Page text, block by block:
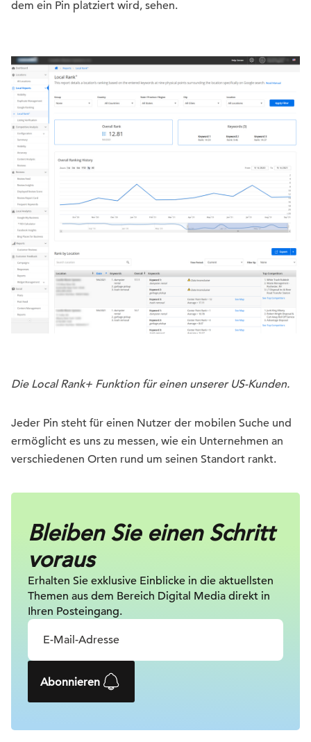
dem ein Pin platziert wird, sehen.
Die Local Rank+ Funktion für einen unserer US-Kunden.
Jeder Pin steht für einen Nutzer der mobilen Suche und
ermöglicht es uns zu messen, wie ein Unternehmen an
verschiedenen Orten rund um seinen Standort rankt.
Bleiben Sie einen Schritt
voraus
Erhalten Sie exklusive Einblicke in die aktuellsten
Themen aus dem Bereich Digital Media direkt in
Ihren Posteingang.
Abonnieren